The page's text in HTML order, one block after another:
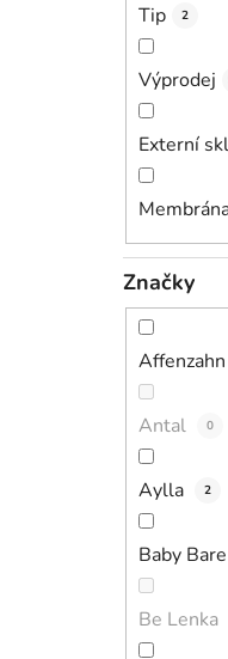
Tip 2
Výprodej
Externí
Značky
Affenzahn
Antal 0
Aylla 2
Baby
Be Lenka